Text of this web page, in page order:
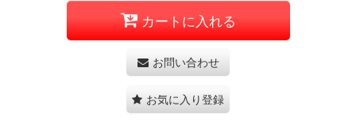
カートに入れる
お問い合わせ
お気に入り登録